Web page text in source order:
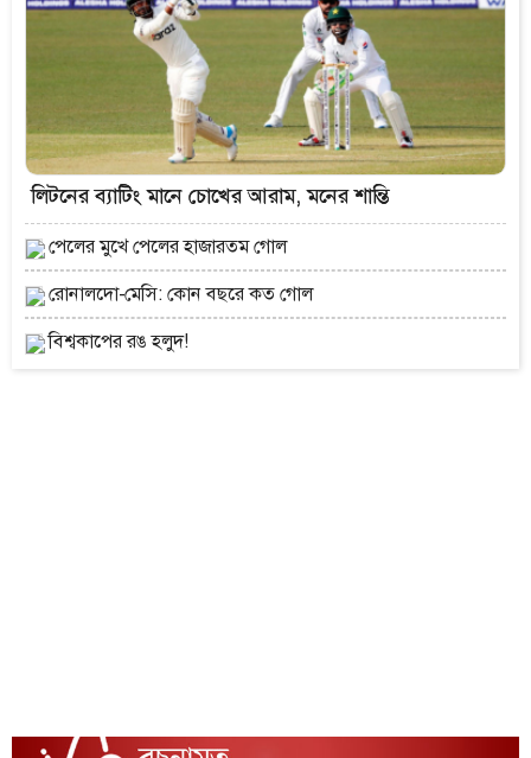
লিটনের ব্যাটিং মানে চোখের আরাম, মনের শান্তি
পেলের মুখে পেলের হাজারতম গোল
রোনালদো-মেসি: কোন বছরে কত গোল
বিশ্বকাপের রঙ হলুদ!